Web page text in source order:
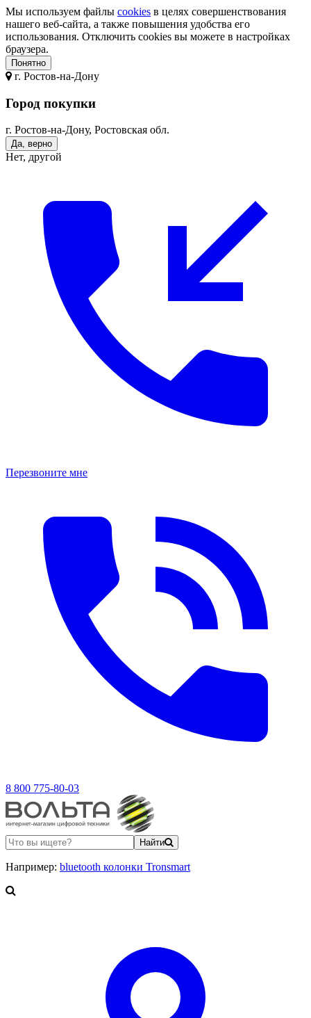
Мы используем файлы cookies в целях совершенствования
нашего веб-сайта, а также повышения удобства его
использования. Отключить cookies вы можете в настройках
браузера.
Понятно
г. Ростов-на-Дону
Город покупки
г. Ростов-на-Дону, Ростовская обл.
Да, верно
Нет, другой
Перезвоните мне
8 800 775-80-03
Найти
Например: bluetooth колонки Tronsmart